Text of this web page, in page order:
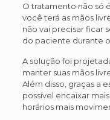
O tratamento não só
você terá as mãos
não vai precisar ficar
do paciente durante
A solução foi
manter suas mãos
Além disso, graças a
possível encaixar
horários mais